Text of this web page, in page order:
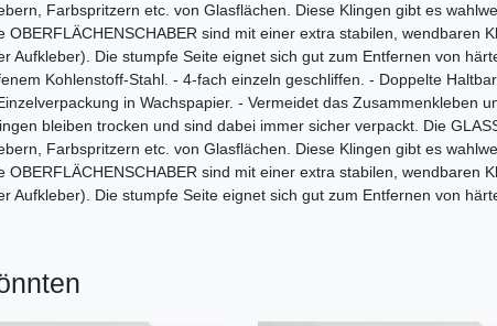
Farbspritzern etc. von Glasflächen. Diese Klingen gibt es
sind mit einer extra stabilen, wendbaren
Aufkleber). Die stumpfe Seite eignet sich gut zum Entfernen von
Kohlenstoff-Stahl. - 4-fach einzeln geschliffen. - Doppelte
in Wachspapier. - Vermeidet das Zusammenkleben
bleiben trocken und sind dabei immer sicher verpackt. Die
Farbspritzern etc. von Glasflächen. Diese Klingen gibt es
sind mit einer extra stabilen, wendbaren
Aufkleber). Die stumpfe Seite eignet sich gut zum Entfernen von